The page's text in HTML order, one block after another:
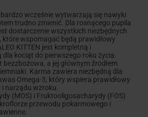
wcześnie wytwarzają się nawyki
trudno zmienić. Dla rosnącego pupila
dostarczenie wszystkich niezbędnych
które wspomagać będą prawidłowy
KITTEN jest kompletną i
kociąt do pierwszego roku życia.
a jej głównym źródłem
Karma zawiera niezbędną dla
Omega-3, który wspiera prawidłowy
narządu wzroku.
(MOS) i Fruktooligosacharydy (FOS)
przewodu pokarmowego i